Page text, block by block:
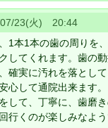
23(火) 20:44
1本1本の歯の周りを
してくれます。歯の
確実に汚れを落とし
心して通院出来ます。
して、丁寧に、歯磨
行くのが楽しみなよう